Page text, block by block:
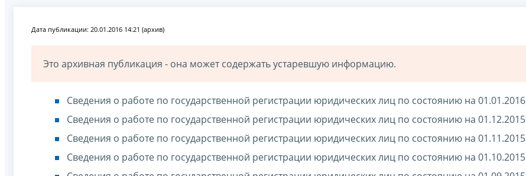
Дата публикации: 20.01.2016 14:21 (архив)
Это архивная публикация - она может содержать устаревшую информацию.
Сведения о работе по государственной регистрации юридических лиц по состоянию на 01.01.2016
Сведения о работе по государственной регистрации юридических лиц по состоянию на 01.12.2015
Сведения о работе по государственной регистрации юридических лиц по состоянию на 01.11.2015
Сведения о работе по государственной регистрации юридических лиц по состоянию на 01.10.2015